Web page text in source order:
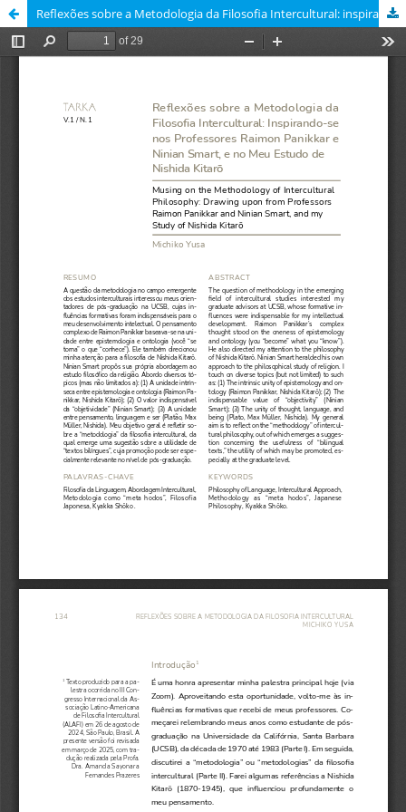
Reflexões sobre a Metodologia da Filosofia Intercultural: inspirando-se nos professores Raimon Panikkar e Ninian Smart, e no meu estudo de Nishida Kitarō